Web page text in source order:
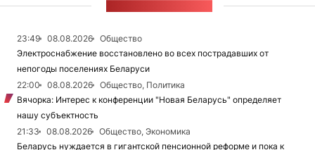
23:49 08.08.2026
Общество
Электроснабжение восстановлено во всех пострадавших от
непогоды поселениях Беларуси
22:00
08.08.2026
Общество, Политика
Вячорка: Интерес к конференции "Новая Беларусь" определяет
нашу субъектность
21:33
08.08.2026
Общество, Экономика
Беларусь нуждается в гигантской пенсионной реформе и пока к